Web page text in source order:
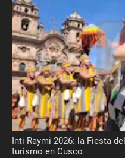
Inti Raymi 2026: la Fiesta
turismo en Cusco